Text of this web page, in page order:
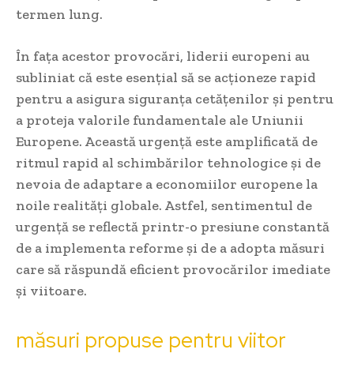
termen lung.
În fața acestor provocări, liderii europeni au
subliniat că este esențial să se acționeze rapid
pentru a asigura siguranța cetățenilor și pentru
a proteja valorile fundamentale ale Uniunii
Europene. Această urgență este amplificată de
ritmul rapid al schimbărilor tehnologice și de
nevoia de adaptare a economiilor europene la
noile realități globale. Astfel, sentimentul de
urgență se reflectă printr-o presiune constantă
de a implementa reforme și de a adopta măsuri
care să răspundă eficient provocărilor imediate
și viitoare.
măsuri propuse pentru viitor